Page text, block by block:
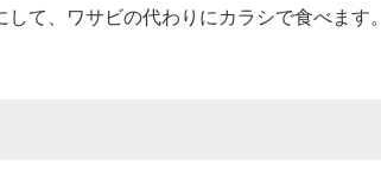
て、ワサビの代わりにカラシで食べます。